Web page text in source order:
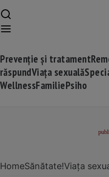
Prevenție și tratament
răspundViața sexuală
WellnessFamiliePsiho
HomeSănătate!Viața